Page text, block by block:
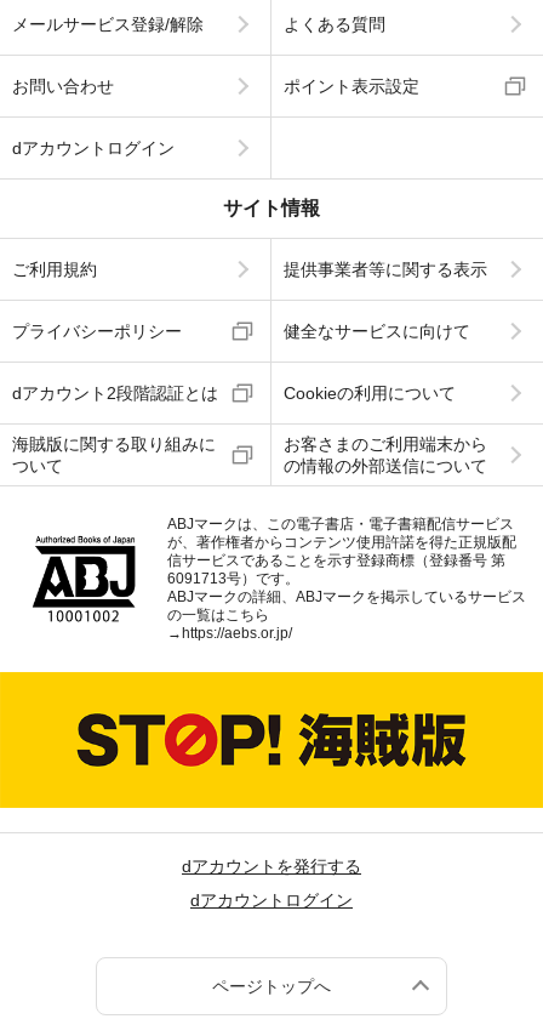
メールサービス登録/解除 よくある質問
お問い合わせ ポイント表示設定
dアカウントログイン
サイト情報
ご利用規約 提供事業者等に関する表示
プライバシーポリシー 健全なサービスに向けて
dアカウント2段階認証とは Cookieの利用について
海賊版に関する取り組みに
ついて
お客さまのご利用端末から
の情報の外部送信について
ABJマークは、この電子書店・電子書籍配信サービス
が、著作権者からコンテンツ使用許諾を得た正規版配
信サービスであることを示す登録商標（登録番号 第
6091713号）です。
ABJマークの詳細、ABJマークを掲示しているサービス
の一覧はこちら
→ https://aebs.or.jp/
dアカウントを発行する
dアカウントログイン
ページトップへ